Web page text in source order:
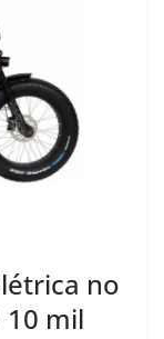
no
10 mil